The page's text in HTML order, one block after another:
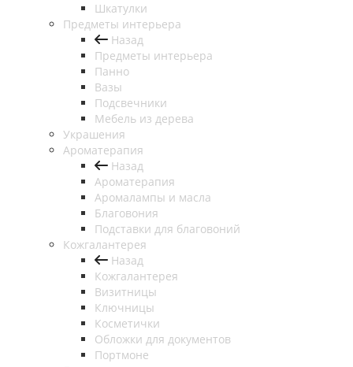
Шкатулки
Предметы интерьера
Назад
Предметы интерьера
Панно
Вазы
Подсвечники
Мебель из дерева
Украшения
Ароматерапия
Назад
Ароматерапия
Аромалампы и масла
Благовония
Подставки для благовоний
Кожгалантерея
Назад
Кожгалантерея
Визитницы
Ключницы
Косметички
Обложки для документов
Портмоне